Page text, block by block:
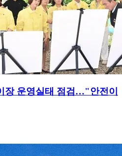
장 운영실태 점검…"안전이